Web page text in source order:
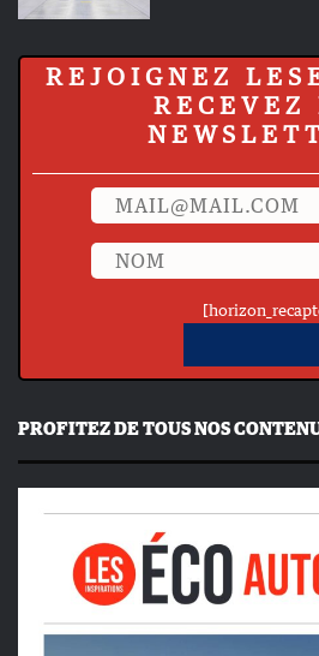
REJOIGNEZ
RECEVEZ
PROFITEZ DE TOUS NOS